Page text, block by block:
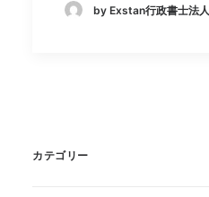
by Exstan行政書士法人
カテゴリー